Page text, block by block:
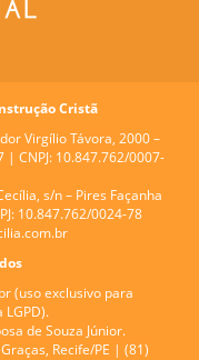
Cristã
Virgílio Távora, 2000 –
CNPJ: 10.847.762/0007-
s/n – Pires Façanha
10.847.762/0024-78
(uso exclusivo para
de Souza Júnior.
Recife/PE | (81)